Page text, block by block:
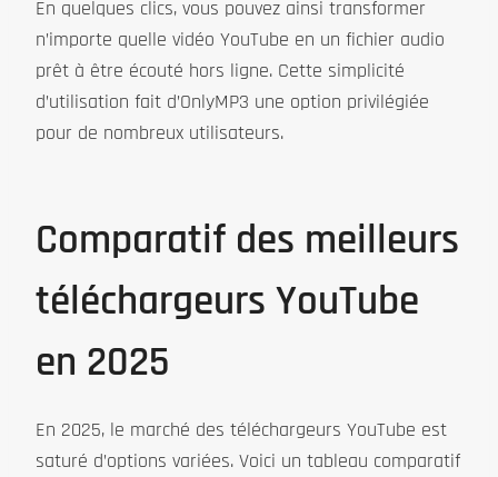
En quelques clics, vous pouvez ainsi transformer
n’importe quelle vidéo YouTube en un fichier audio
prêt à être écouté hors ligne. Cette simplicité
d’utilisation fait d’OnlyMP3 une option privilégiée
pour de nombreux utilisateurs.
Comparatif des meilleurs
téléchargeurs YouTube
en 2025
En 2025, le marché des téléchargeurs YouTube est
saturé d’options variées. Voici un tableau comparatif